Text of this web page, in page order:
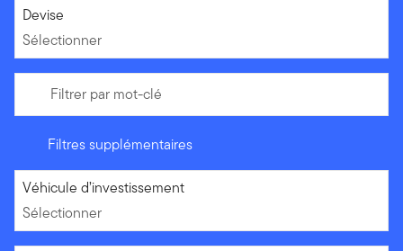
Sélectionner
Devise
Sélectionner
Filtrer par mot-clé
Filtres supplémentaires
Sélectionner
Véhicule d’investissement
Sélectionner